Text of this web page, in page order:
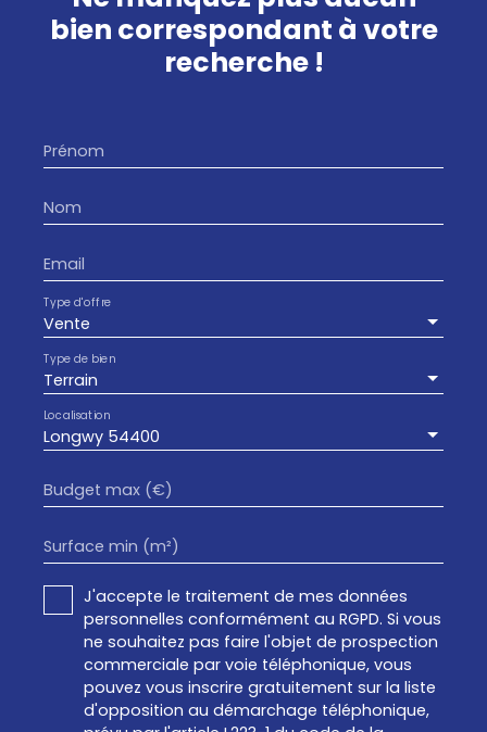
bien correspondant à votre
recherche !
Prénom
Nom
Email
Vente
Type d'offre
Terrain
Type de bien
Longwy 54400
Localisation
Budget max (€)
Surface min (m²)
J'accepte le traitement de mes données
personnelles conformément au RGPD. Si vous
ne souhaitez pas faire l'objet de prospection
commerciale par voie téléphonique, vous
pouvez vous inscrire gratuitement sur la liste
d'opposition au démarchage téléphonique,